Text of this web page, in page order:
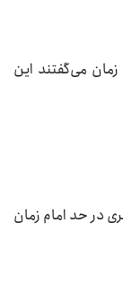
می‌گفتند این
در حد امام زمان